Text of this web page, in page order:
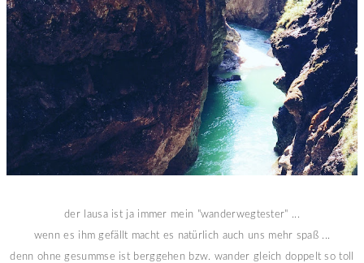
der lausa ist ja immer mein "wanderwegtester" ...
wenn es ihm gefällt macht es natürlich auch uns mehr spaß ...
denn ohne gesummse ist berggehen bzw. wander gleich doppelt so toll